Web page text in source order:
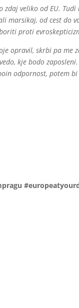
zdaj veliko od EU.
marsikaj, od cest do
proti
opravil, skrbi pa
kje bodo
odpornost, potem